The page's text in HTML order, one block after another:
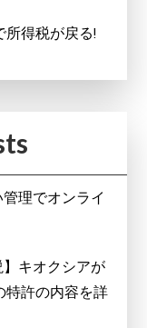
所得税が戻る!
理でオンライ
】キオクシアが
特許の内容を詳